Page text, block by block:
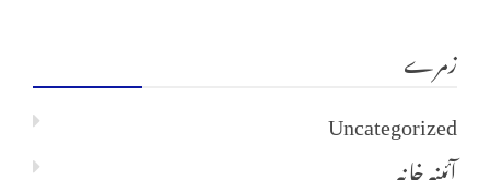
زمرے
Uncategorized
آئینہ خانہ